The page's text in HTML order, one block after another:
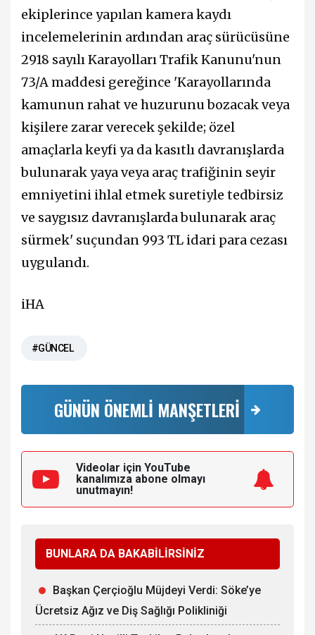
ekiplerince yapılan kamera kaydı
incelemelerinin ardından araç sürücüsüne
2918 sayılı Karayolları Trafik Kanunu'nun
73/A maddesi gereğince 'Karayollarında
kamunun rahat ve huzurunu bozacak veya
kişilere zarar verecek şekilde; özel
amaçlarla keyfi ya da kasıtlı davranışlarda
bulunarak yaya veya araç trafiğinin seyir
emniyetini ihlal etmek suretiyle tedbirsiz
ve saygısız davranışlarda bulunarak araç
sürmek' suçundan 993 TL idari para cezası
uygulandı.
iHA
#GÜNCEL
GÜNÜN ÖNEMLİ MANŞETLERİ
Videolar için YouTube
kanalımıza abone olmayı
unutmayın!
BUNLARA DA BAKABİLİRSİNİZ
Başkan Çerçioğlu Müjdeyi Verdi: Söke’ye
Ücretsiz Ağız ve Diş Sağlığı Polikliniği